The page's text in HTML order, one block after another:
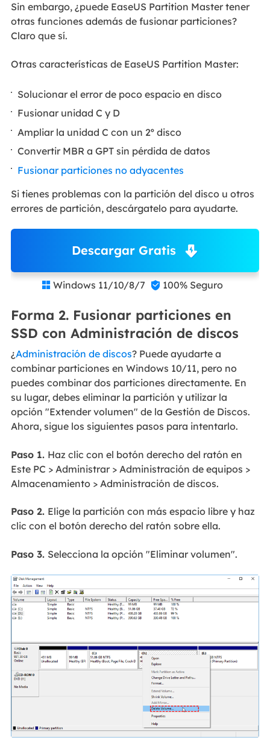
Sin embargo, ¿puede EaseUS Partition Master tener
otras funciones además de fusionar particiones?
Claro que sí.
Otras características de EaseUS Partition Master:
Solucionar el error de poco espacio en disco
Fusionar unidad C y D
Ampliar la unidad C con un 2º disco
Convertir MBR a GPT sin pérdida de datos
Fusionar particiones no adyacentes
Si tienes problemas con la partición del disco u otros
errores de partición, descárgatelo para ayudarte.
Descargar Gratis
 Windows 11/10/8/7  100% Seguro
Forma 2. Fusionar particiones en
SSD con Administración de discos
¿Administración de discos? Puede ayudarte a
combinar particiones en Windows 10/11, pero no
puedes combinar dos particiones directamente. En
su lugar, debes eliminar la partición y utilizar la
opción "Extender volumen" de la Gestión de Discos.
Ahora, sigue los siguientes pasos para intentarlo.
Paso 1. Haz clic con el botón derecho del ratón en
Este PC > Administrar > Administración de equipos >
Almacenamiento > Administración de discos.
Paso 2. Elige la partición con más espacio libre y haz
clic con el botón derecho del ratón sobre ella.
Paso 3. Selecciona la opción "Eliminar volumen".